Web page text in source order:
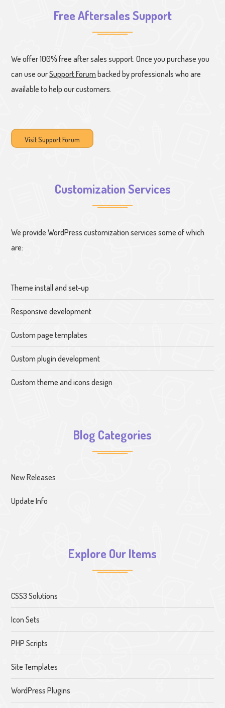
Free Aftersales Support
We offer 100% free after sales support. Once you purchase you
can use ourSupport Forum backed by professionals who are
available to help our customers.
Visit Support Forum
Customization Services
We provide WordPress customization services some of which
are:
Theme install and set-up
Responsive development
Custom page templates
Custom plugin development
Custom theme and icons design
Blog Categories
New Releases
Update Info
Explore Our Items
CSS3 Solutions
Icon Sets
PHP Scripts
Site Templates
WordPress Plugins